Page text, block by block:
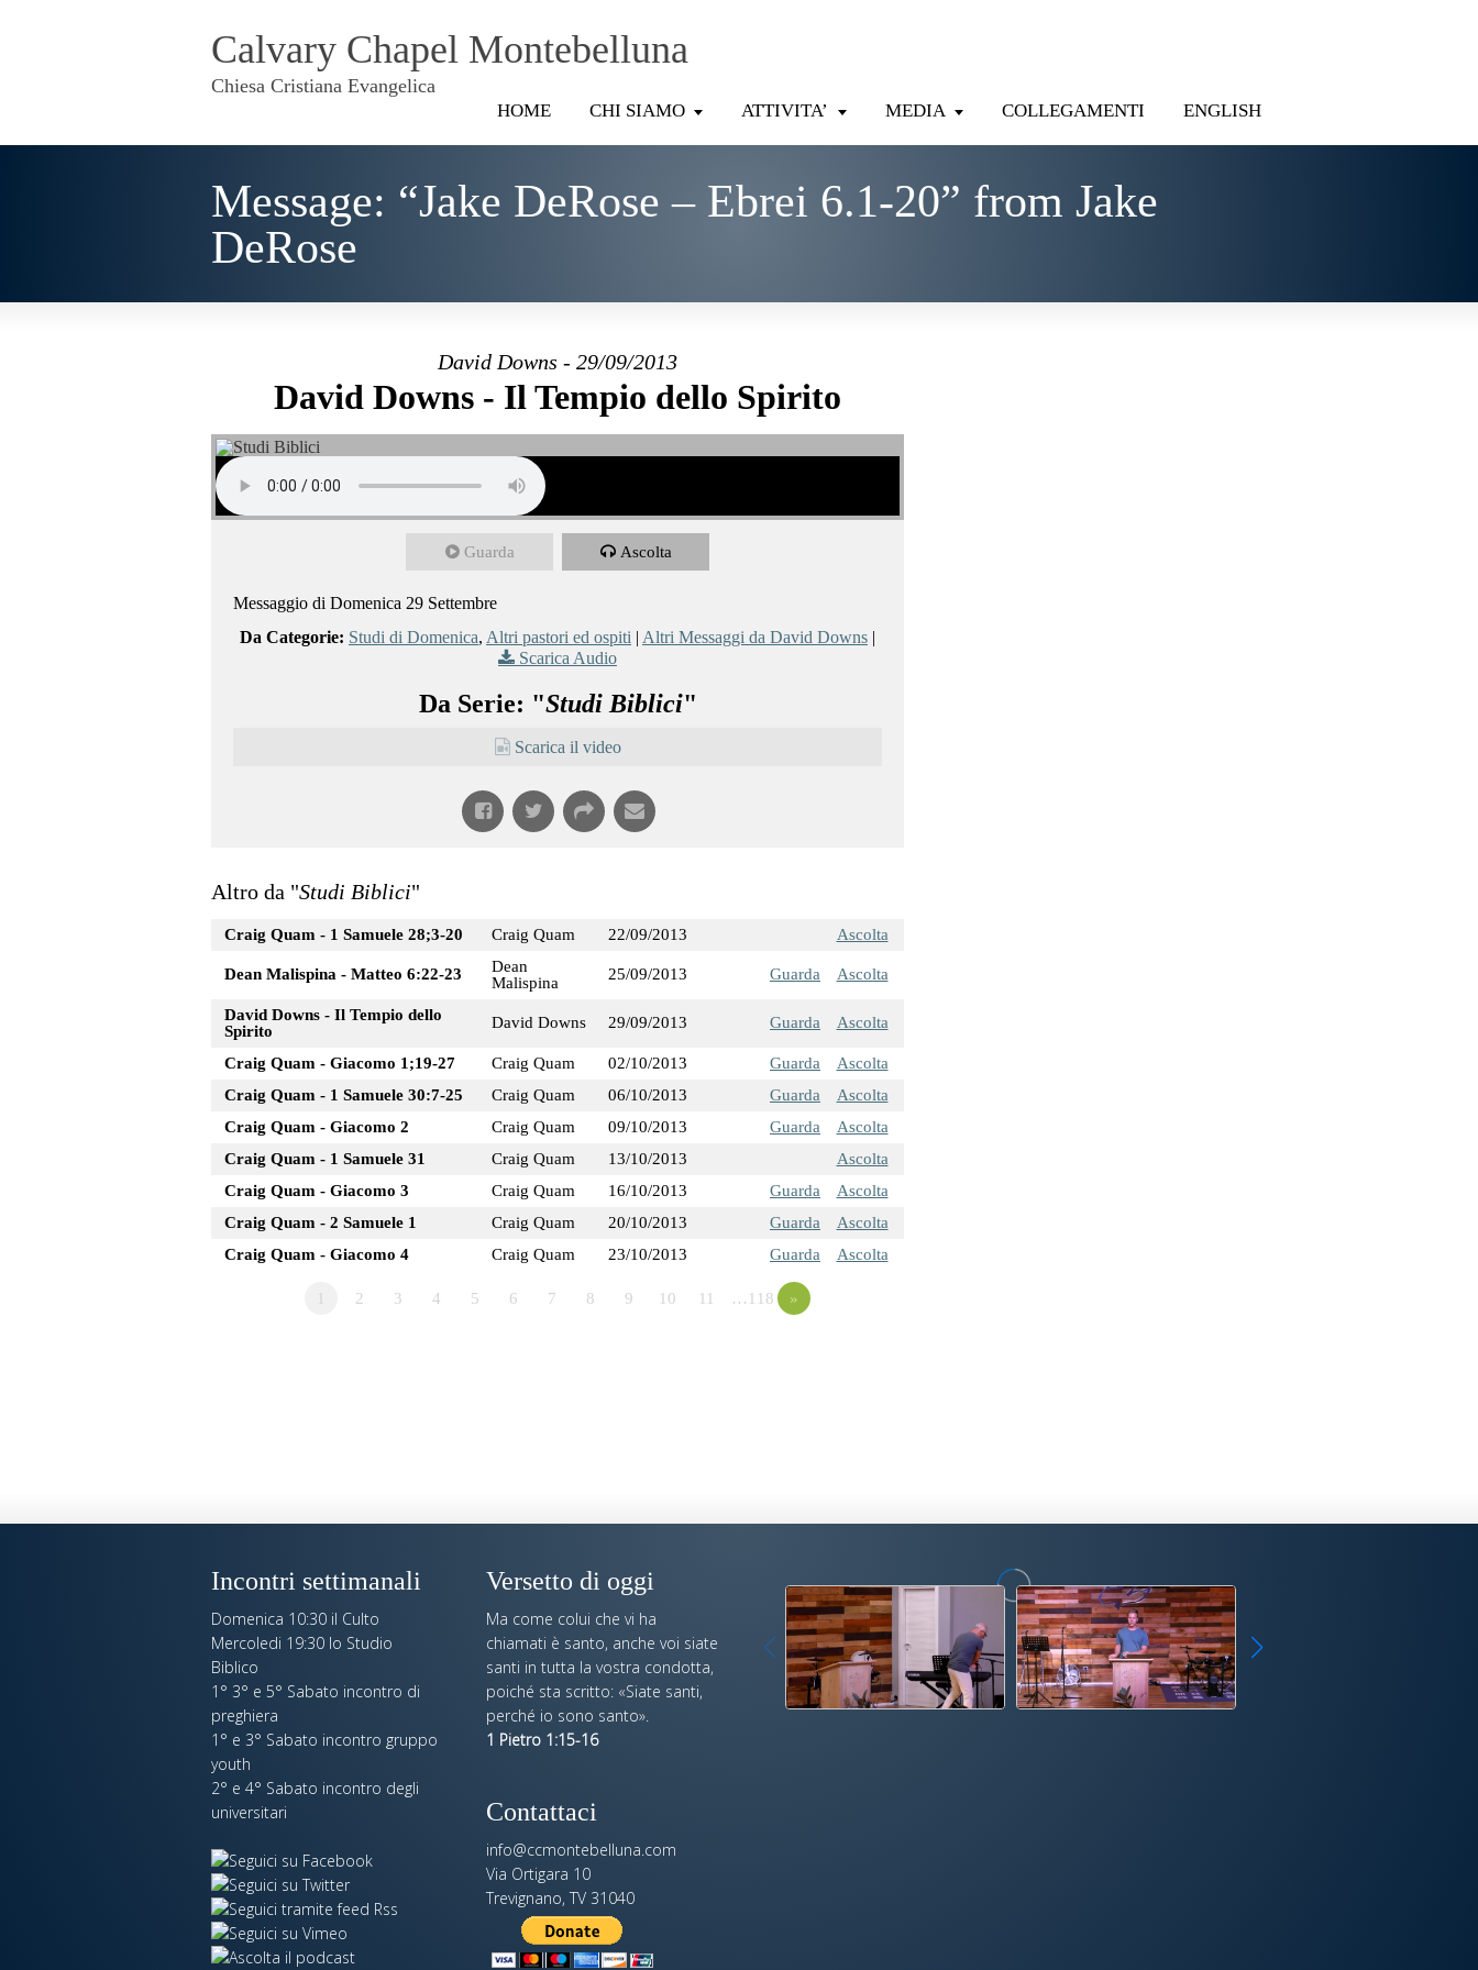
Calvary Chapel Montebelluna
Chiesa Cristiana Evangelica
HOME CHI SIAMO ATTIVITA’ MEDIA COLLEGAMENTI ENGLISH
Message: “Jake DeRose – Ebrei 6.1-20” from Jake
DeRose
David Downs - 29/09/2013
David Downs - Il Tempio dello Spirito
Guarda Ascolta
Messaggio di Domenica 29 Settembre
Da Categorie: Studi di Domenica, Altri pastori ed ospiti | Altri Messaggi da David Downs |
Scarica Audio
Da Serie: "Studi Biblici"
Scarica il video
Altro da "Studi Biblici"
Craig Quam - 1 Samuele 28;3-20 Craig Quam 22/09/2013 Ascolta
Dean Malispina - Matteo 6:22-23
Dean
Malispina
25/09/2013 Guarda Ascolta
David Downs - Il Tempio dello
Spirito
David Downs 29/09/2013 Guarda Ascolta
Craig Quam - Giacomo 1;19-27 Craig Quam 02/10/2013 Guarda
Ascolta
Craig Quam - 1 Samuele 30:7-25
Craig Quam 06/10/2013 Guarda
Ascolta
Craig Quam - Giacomo 2
Craig Quam 09/10/2013 Guarda
Ascolta
Craig Quam - 1 Samuele 31
Craig Quam 13/10/2013
Ascolta
Craig Quam - Giacomo 3
Craig Quam 16/10/2013 Guarda
Ascolta
Craig Quam - 2 Samuele 1
Craig Quam 20/10/2013 Guarda
Ascolta
Craig Quam - Giacomo 4
Craig Quam 23/10/2013 Guarda Ascolta
2 3 4 5 6 7 8 9 10 11 …118 »
Incontri settimanali
Domenica 10:30 il Culto
Mercoledi 19:30 lo Studio
Biblico
1° 3° e 5° Sabato incontro di
preghiera
1° e 3° Sabato incontro gruppo
youth
2° e 4° Sabato incontro degli
universitari
Versetto di oggi
Ma come colui che vi ha
chiamati è santo, anche voi siate
santi in tutta la vostra condotta,
poiché sta scritto: «Siate santi,
perché io sono santo».
1 Pietro 1:15-16
Contattaci
info@ccmontebelluna.com
Via Ortigara 10
Trevignano, TV 31040